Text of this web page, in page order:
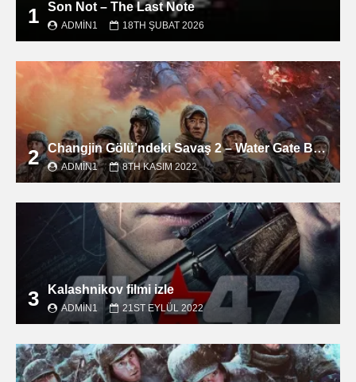
1 Son Not – The Last Note
ADMIN1 18TH ŞUBAT 2026
2 Changjin Gölü’ndeki Savaş 2 – Water Gate Bridge filmini izle
ADMIN1 8TH KASIM 2022
3 Kalashnikov filmi izle
ADMIN1 21ST EYLÜL 2022